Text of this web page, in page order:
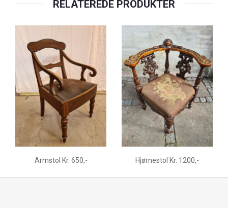
RELATEREDE PRODUKTER
Armstol Kr. 650,- Hjørnestol Kr. 1200,-